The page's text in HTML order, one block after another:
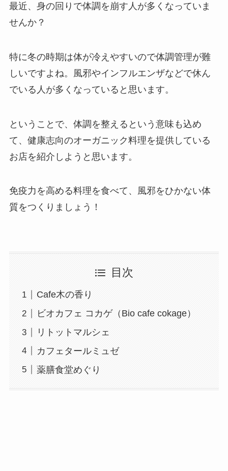
最近、身の回りで体調を崩す人が多くなっていま
せんか？
特に冬の時期は体が冷えやすいので体調管理が難
しいですよね。風邪やインフルエンザなどで休ん
でいる人が多くなっていると思います。
ということで、体調を整えるという意味も込め
て、健康志向のオーガニック料理を提供している
お店を紹介しようと思います。
免疫力を高める料理を食べて、風邪をひかない体
質をつくりましょう！
目次
Cafe木の香り
ビオカフェ コカゲ（Bio cafe cokage）
リトットマルシェ
カフェタールミュゼ
薬膳食堂めぐり